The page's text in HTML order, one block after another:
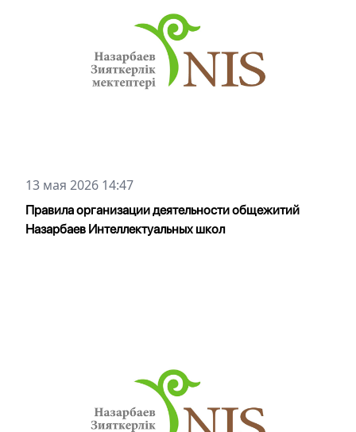
13 мая 2026 14:47
Правила организации деятельности общежитий
Назарбаев Интеллектуальных школ